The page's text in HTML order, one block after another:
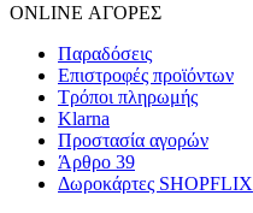
ONLINE ΑΓΟΡΕΣ
Παραδόσεις
Επιστροφές προϊόντων
Τρόποι πληρωμής
Klarna
Προστασία αγορών
Άρθρο 39
Δωροκάρτες SHOPFLIX